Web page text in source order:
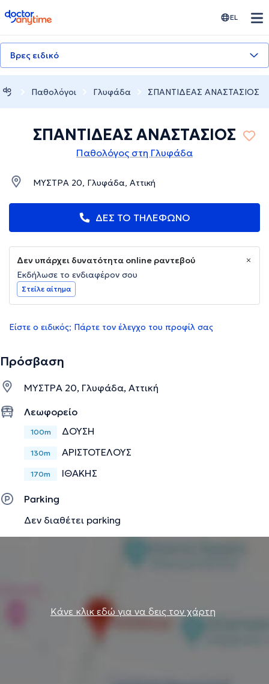
doctoranytime EL
Βρες ειδικό
Παθολόγοι Γλυφάδα ΣΠΑΝΤΙΔΕΑΣ ΑΝΑΣΤΑΣΙΟΣ
ΣΠΑΝΤΙΔΕΑΣ ΑΝΑΣΤΑΣΙΟΣ
Παθολόγος στη Γλυφάδα
ΜΥΣΤΡΑ 20, Γλυφάδα, Αττική
ΔΕΣ ΤΟ ΤΗΛΕΦΩΝΟ
Δεν υπάρχει δυνατότητα online ραντεβού
Εκδήλωσε το ενδιαφέρον σου
Στείλε αίτημα
Είστε ο ειδικός; Πάρτε τον έλεγχο του προφίλ σας
Πρόσβαση
ΜΥΣΤΡΑ 20, Γλυφάδα, Αττική
Λεωφορείο
100m ΔΟΥΣΗ
130m ΑΡΙΣΤΟΤΕΛΟΥΣ
170m ΙΘΑΚΗΣ
Parking
Δεν διαθέτει parking
Κάνε κλικ εδώ για να δεις τον χάρτη